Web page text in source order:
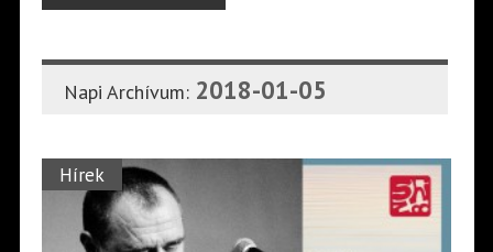
Napi Archívum: 2018-01-05
Hírek